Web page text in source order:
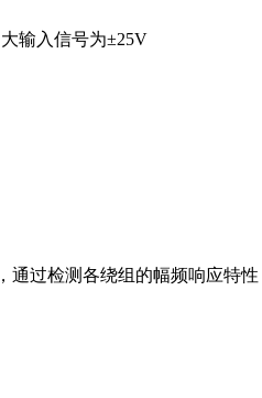
输入信号为±25V
过检测各绕组的幅频响应特